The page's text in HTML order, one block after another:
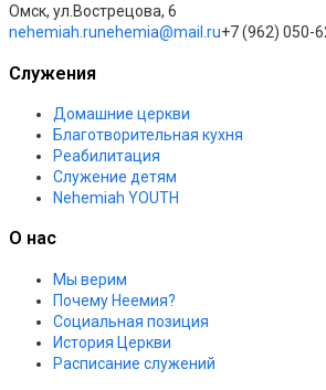
Омск, ул.Вострецова, 6
nehemiah.runehemia@mail.ru+7 (962) 050-
Служения
Домашние церкви
Благотворительная кухня
Реабилитация
Служение детям
Nehemiah YOUTH
О нас
Мы верим
Почему Неемия?
Социальная позиция
История Церкви
Расписание служений